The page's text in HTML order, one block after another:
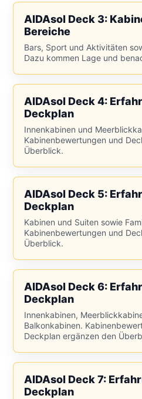
AIDAsol Deck 3:
Bereiche
Bars, Sport und Aktivitäten
Dazu kommen Lage und
AIDAsol Deck 4:
Deckplan
Innenkabinen und
Kabinenbewertungen und
Überblick.
AIDAsol Deck 5:
Deckplan
Kabinen und Suiten sowie
Kabinenbewertungen und
Überblick.
AIDAsol Deck 6:
Deckplan
Innenkabinen,
Balkonkabinen.
Deckplan ergänzen den
AIDAsol Deck 7:
Deckplan